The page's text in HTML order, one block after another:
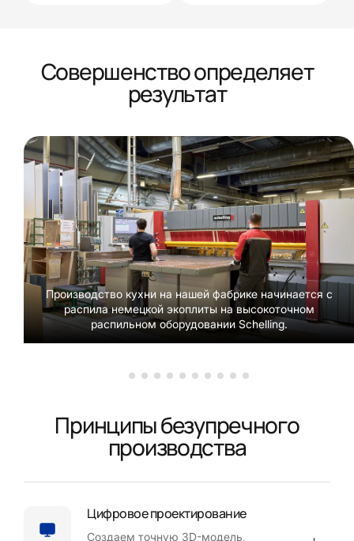
Совершенство определяет
результат
Производство кухни на нашей фабрике начинается с
распила немецкой экоплиты на высокоточном
распильном оборудовании Schelling.
Принципы безупречного
производства
Цифровое проектирование
Создаем точную 3D-модель,